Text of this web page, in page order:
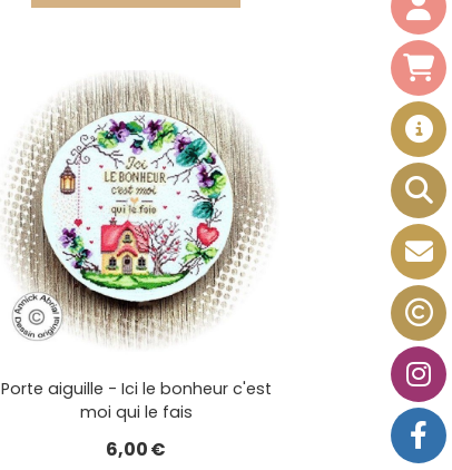
Porte aiguille - Ici le bonheur c'est
moi qui le fais
6,00€